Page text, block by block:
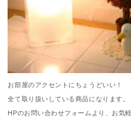
お部屋のアクセントにちょうどいい！
全て取り扱いしている商品になります。
HPのお問い合わせフォームより、お気